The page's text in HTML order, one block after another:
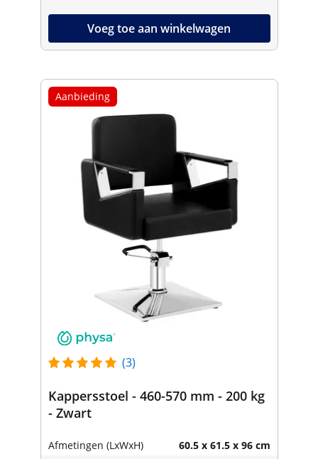
Voeg toe aan winkelwagen
Aanbieding
(3)
Kappersstoel - 460-570 mm - 200 kg
- Zwart
Afmetingen (LxWxH) 60.5 x 61.5 x 96 cm